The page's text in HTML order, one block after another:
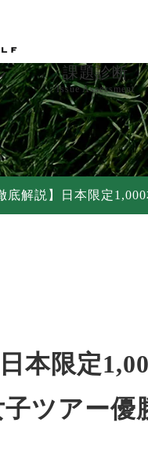
品
法
問
課題診断
Issue Assessment
底解説】日本限定
本限定
ツアー優